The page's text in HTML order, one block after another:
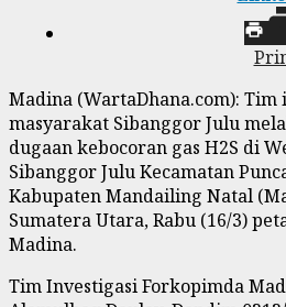
Madina (WartaDhana.com): Tim
masyarakat Sibanggor Julu
dugaan kebocoran gas H2S di
Sibanggor Julu Kecamatan
Kabupaten Mandailing Natal
Sumatera Utara, Rabu (16/3)
Madina.
Tim Investigasi Forkopimda